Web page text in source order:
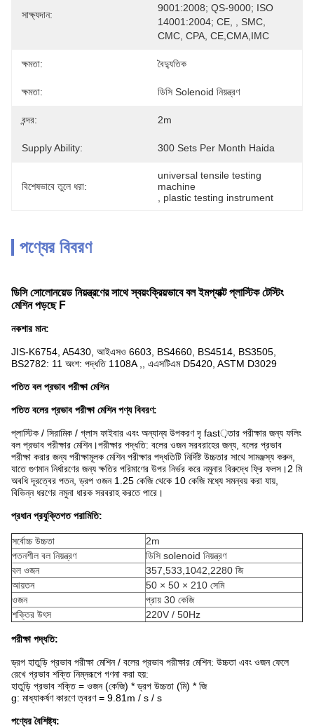
সাক্ষ্যদান:
9001:2008; QS-9000; ISO
14001:2004; CE, , SMC,
CMC, CPA, CE,CMA,IMC
ক্ষমতা: বৈদ্যুতিক
ক্ষমতা: ডিসি Solenoid নিয়ন্ত্রণ
বন্দর: 2m
Supply Ability: 300 Sets Per Month Haida
বিশেষভাবে তুলে ধরা:
universal tensile testing
machine
plastic testing instrument
পণ্যের বিবরণ
ডিসি সোলোনয়েড নিয়ন্ত্রণের সাথে স্বয়ংক্রিয়ভাবে বল ইমপ্যাক্ট প্লাস্টিক টেস্টিং
মেশিন পড়ছে F
নকশার মান:
JIS-K6754, A5430, আইএসও 6603, BS4660, BS4514, BS3505,
BS2782: 11 অংশ: পদ্ধতি 1108A ,, এএসটিএম D5420, ASTM D3029
পতিত বল প্রভাব পরীক্ষা মেশিন
পতিত বলের প্রভাব পরীক্ষা মেশিন পণ্য বিবরণ:
প্লাস্টিক / সিরামিক / গ্লাস ফাইবার এবং অন্যান্য উপকরণ দৃ fast়তার পরীক্ষার জন্য ফলিং
বল প্রভাব পরীক্ষার মেশিন।পরীক্ষার পদ্ধতি: বলের ওজন সরবরাহের জন্য, বলের প্রভাব
পরীক্ষা করার জন্য পরীক্ষামূলক মেশিন পরীক্ষার পদ্ধতিটি নির্দিষ্ট উচ্চতার সাথে সামঞ্জস্য করুন,
যাতে গুণমান নির্ধারণের জন্য ক্ষতির পরিমাণের উপর নির্ভর করে নমুনার বিরুদ্ধে ফ্রি ফলস।2 মি
অবধি দূরত্বের পতন, ড্রপ ওজন 1.25 কেজি থেকে 10 কেজি মধ্যে সমন্বয় করা যায়,
বিভিন্ন ধরণের নমুনা ধারক সরবরাহ করতে পারে।
প্রধান প্রযুক্তিগত পরামিতি:
সর্বোচ্চ উচ্চতা
2m
পতনশীল বল নিয়ন্ত্রণ
ডিসি solenoid নিয়ন্ত্রণ
বল ওজন
357,533,1042,2280 জি
আয়তন
50 × 50 × 210 সেমি
ওজন
প্রায় 30 কেজি
শক্তির উৎস
220V / 50Hz
পরীক্ষা পদ্ধতি:
ড্রপ হাতুড়ি প্রভাব পরীক্ষা মেশিন / বলের প্রভাব পরীক্ষার মেশিন: উচ্চতা এবং ওজন ফেলে
রেখে প্রভাব শক্তি নিম্নরূপে গণনা করা হয়:
হাতুড়ি প্রভাব শক্তি = ওজন (কেজি) * ড্রপ উচ্চতা (মি) * জি
g: মাধ্যাকর্ষণ কারণে ত্বরণ = 9.81m / s / s
পণ্যের বৈশিষ্ট্য: